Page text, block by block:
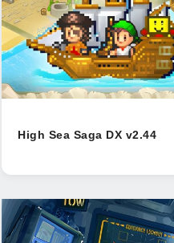
High Sea Saga DX v2.44